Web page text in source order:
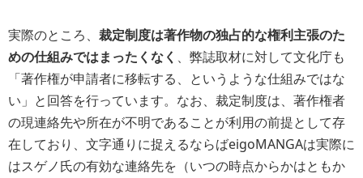
実際のところ、 裁定制度は著作物の独占的な権利主張のた
めの仕組みではまったくなく 、弊誌取材に対して文化庁も
「著作権が申請者に移転する、というような仕組みではな
い」と回答を行っています。なお、裁定制度は、著作権者
の現連絡先や所在が不明であることが利用の前提として存
在しており、文字通りに捉えるならばeigoMANGAは実際に
はスゲノ氏の有効な連絡先を（いつの時点からかはともか